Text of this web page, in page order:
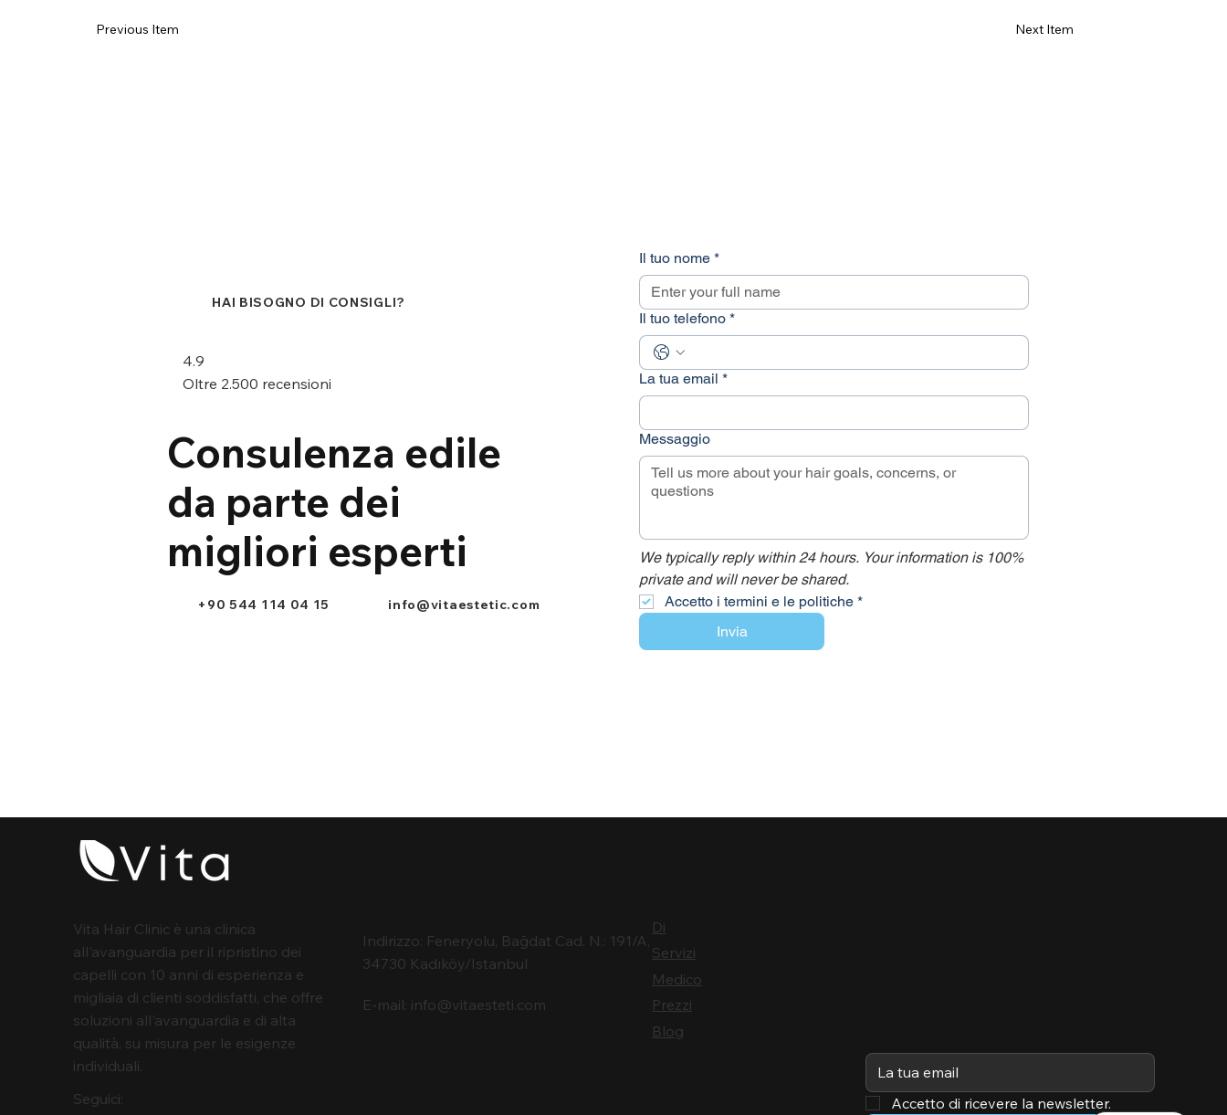
Previous Item Next Item
HAI BISOGNO DI CONSIGLI?
4.9
Oltre 2.500 recensioni
Consulenza edile
da parte dei
migliori esperti
+90 544 114 04 15 info@vitaestetic.com
Il tuo nome *
Il tuo telefono *
La tua email *
Messaggio
We typically reply within 24 hours. Your information is 100%
private and will never be shared.
Accetto i termini e le politiche *
Invia
Vita Hair Clinic è una clinica
all'avanguardia per il ripristino dei
capelli con 10 anni di esperienza e
migliaia di clienti soddisfatti, che offre
soluzioni all'avanguardia e di alta
qualità, su misura per le esigenze
individuali.
Seguici:
Indirizzo: Feneryolu, Bağdat Cad. N.: 191/A,
34730 Kadıköy/Istanbul
E-mail: info@vitaesteti.com
Di
Servizi
Medico
Prezzi
Blog
Accetto di ricevere la newsletter.